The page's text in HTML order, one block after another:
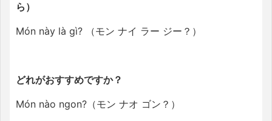
ら）
Món này là gì? （モン ナイ ラー ジー？）
どれがおすすめですか？
Món nào ngon?（モン ナオ ゴン？）